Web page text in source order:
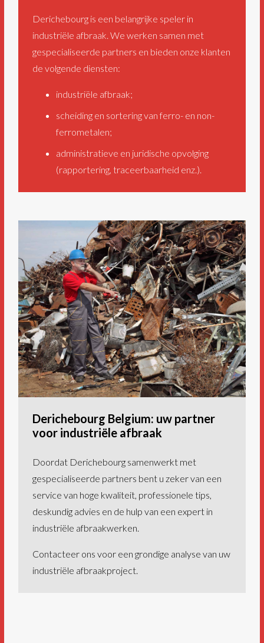
Derichebourg is een belangrijke speler in
industriële afbraak. We werken samen met
gespecialiseerde partners en bieden onze klanten
de volgende diensten:
industriële afbraak;
scheiding en sortering van ferro- en non-
ferrometalen;
administratieve en juridische opvolging
(rapportering, traceerbaarheid enz.).
Derichebourg Belgium: uw partner
voor industriële afbraak
Doordat Derichebourg samenwerkt met
gespecialiseerde partners bent u zeker van een
service van hoge kwaliteit, professionele tips,
deskundig advies en de hulp van een expert in
industriële afbraakwerken.
Contacteer ons voor een grondige analyse van uw
industriële afbraakproject.